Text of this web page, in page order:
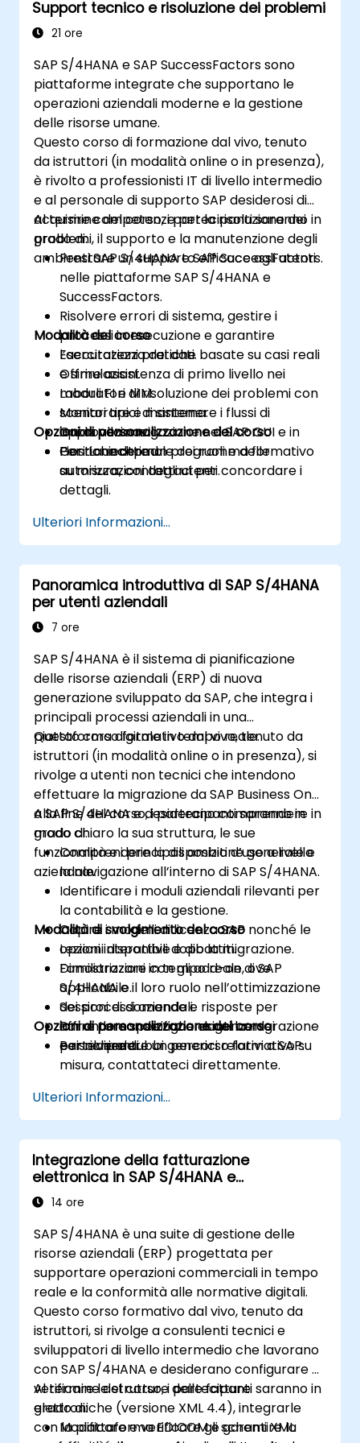
Support tecnico e risoluzione dei problemi
21 ore
SAP S/4HANA e SAP SuccessFactors sono
piattaforme integrate che supportano le
operazioni aziendali moderne e la gestione
delle risorse umane.
Questo corso di formazione dal vivo, tenuto
da istruttori (in modalità online o in presenza),
è rivolto a professionisti IT di livello intermedio
e al personale di supporto SAP desiderosi di
acquisire competenze per la risoluzione dei
problemi, il supporto e la manutenzione degli
ambienti SAP S/4HANA e SAP SuccessFactors.
Al termine del corso, i partecipanti saranno in
grado di:
Prestare un supporto efficace agli utenti
nelle piattaforme SAP S/4HANA e
SuccessFactors.
Risolvere errori di sistema, gestire i
processi in esecuzione e garantire
l’accuratezza dei dati.
Offrire assistenza di primo livello nei
moduli FI e MM.
Monitorare e mantenere i flussi di
approvazione.
Gestione ottimale dei ruoli e delle
autorizzazioni degli utenti.
Modalità del corso
Esercitazioni pratiche basate su casi reali
e simulazioni.
Laboratori di risoluzione dei problemi con
scenari tipici di sistema.
Guida alla navigazione nel SAP GUI e in
Fiori Launchpad.
Opzioni di personalizzazione del corso
Per richiedere un programma formativo
su misura, contattaci per concordare i
dettagli.
Ulteriori Informazioni...
Panoramica introduttiva di SAP S/4HANA
per utenti aziendali
7 ore
SAP S/4HANA è il sistema di pianificazione
delle risorse aziendali (ERP) di nuova
generazione sviluppato da SAP, che integra i
principali processi aziendali in una
piattaforma digitale in tempo reale.
Questo corso formativo dal vivo, tenuto da
istruttori (in modalità online o in presenza), si
rivolge a utenti non tecnici che intendono
effettuare la migrazione da SAP Business One
a SAP S/4HANA e desiderano comprendere in
modo chiaro la sua struttura, le sue
funzionalità e i principali ambiti d’uso a livello
aziendale.
Alla fine del corso, i partecipanti saranno in
grado di:
Comprendere la disposizione generale e
la navigazione all’interno di SAP S/4HANA.
Identificare i moduli aziendali rilevanti per
la contabilità e la gestione.
Capire i modelli di licenza SAP nonché le
opzioni disponibili dopo la migrazione.
Familiarizzare con gli add-on di SAP
S/4HANA e il loro ruolo nell’ottimizzazione
dei processi aziendali.
Porre domande riguardanti la migrazione
e risolvere dubbi generici relativi a SAP.
Modalità di svolgimento del corso
Lezioni interattive e dibattiti.
Dimostrazioni in tempo reale, ove
applicabile.
Sessioni di domande e risposte per
affrontare specifiche esigenze dei
partecipanti.
Opzioni di personalizzazione del corso
Per richiedere un percorso formativo su
misura, contattateci direttamente.
Ulteriori Informazioni...
Integrazione della fatturazione
elettronica in SAP S/4HANA e
configurazione XML
14 ore
SAP S/4HANA è una suite di gestione delle
risorse aziendali (ERP) progettata per
supportare operazioni commerciali in tempo
reale e la conformità alle normative digitali.
Questo corso formativo dal vivo, tenuto da
istruttori, si rivolge a consulenti tecnici e
sviluppatori di livello intermedio che lavorano
con SAP S/4HANA e desiderano configurare e
verificare le strutture delle fatture
elettroniche (versione XML 4.4), integrarle
con la piattaforma EDICOM e garantire la
Al termine del corso, i partecipanti saranno in
grado di:
Modificare e verificare gli schemi XML